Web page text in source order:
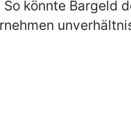
könnte Bargeld